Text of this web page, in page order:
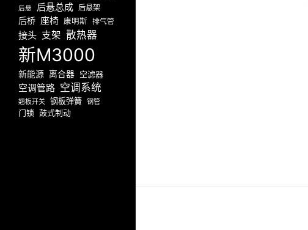
后悬 后悬总成 后悬架
后桥 座椅 康明斯 排气管
接头 支架 散热器
新M3000
新能源 离合器 空滤器
空调管路 空调系统
翘板开关 钢板弹簧 钢管
门锁 鼓式制动